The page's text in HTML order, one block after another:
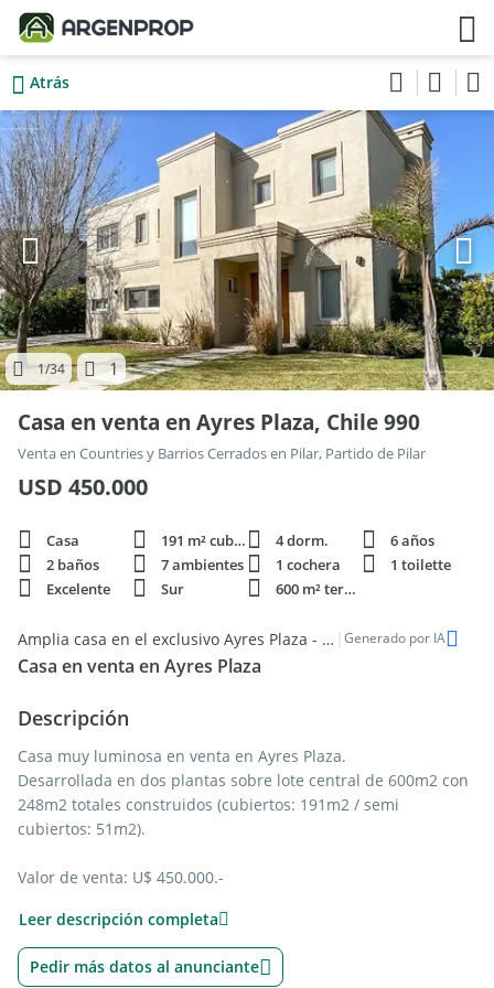
Atrás
1/34 1
Casa en venta en Ayres Plaza, Chile 990
Venta en Countries y Barrios Cerrados en Pilar, Partido de Pilar
USD 450.000
Casa 191 m² cubie. 4 dorm.
6 años
2 baños
7 ambientes 1 cochera
1 toilette
Excelente
Sur 600 m² terren.
Amplia casa en el exclusivo Ayres Plaza - Venta | Generado por IA
Casa en venta en Ayres Plaza
Descripción
Casa muy luminosa en venta en Ayres Plaza.
Desarrollada en dos plantas sobre lote central de 600m2 con
248m2 totales construidos (cubiertos: 191m2 / semi
cubiertos: 51m2).
Valor de venta: U$ 450.000.-
Planta baja: hall de recepción. Living-comedor. Toilette de
recepción. Cocina con comedor diario. Lavadero.
Planta alta: hall de distribución hacia amplio playroom o
Leer descripción completa
Pedir más datos al anunciante